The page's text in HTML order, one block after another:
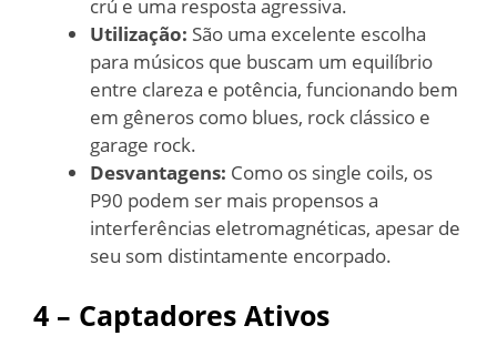
crú e uma resposta agressiva.
Utilização: São uma excelente escolha
para músicos que buscam um equilíbrio
entre clareza e potência, funcionando bem
em gêneros como blues, rock clássico e
garage rock.
Desvantagens: Como os single coils, os
P90 podem ser mais propensos a
interferências eletromagnéticas, apesar de
seu som distintamente encorpado.
4 – Captadores Ativos